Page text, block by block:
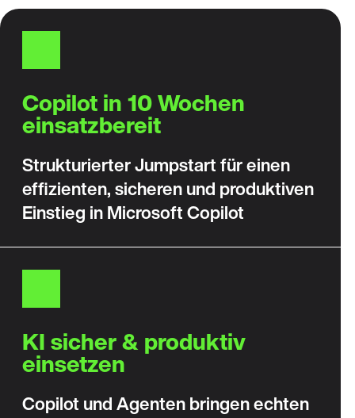
Copilot in 10 Wochen
einsatzbereit
Strukturierter Jumpstart für einen
effizienten, sicheren und produktiven
Einstieg in Microsoft Copilot
KI sicher & produktiv
einsetzen
Copilot und Agenten bringen echten